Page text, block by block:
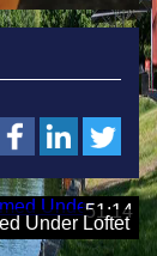
51:14
Under Loftet